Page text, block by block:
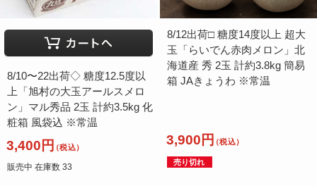
8/10〜22出荷◇ 糖度12.5度以
上「旭村の大玉アールスメロ
ン」マル秀品 2玉 計約3.5kg 化
粧箱 風袋込 ※常温
3,400円（税込）
販売中 在庫数 33
8/12出荷□ 糖度14度以上 超大
玉「らいでん赤肉メロン」北
海道産 秀 2玉 計約3.8kg 簡易
箱 JAきょうわ ※常温
3,900円（税込）
売り切れ